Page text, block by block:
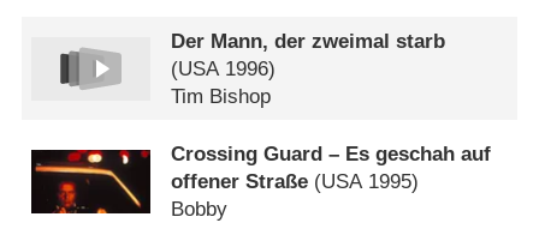
Der Mann, der zweimal starb
(USA 1996)
Tim Bishop
Crossing Guard – Es geschah auf
offener Straße (USA1995)
Bobby